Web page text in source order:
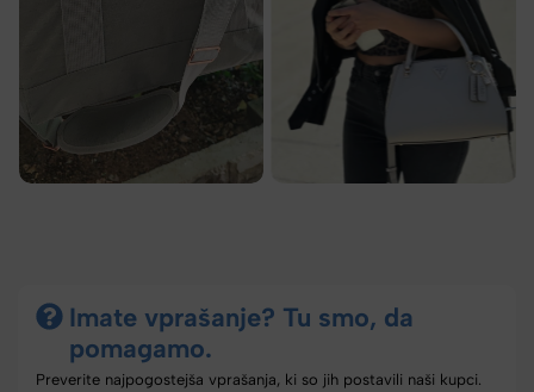
Imate vprašanje? Tu smo, da
pomagamo.
Preverite najpogostejša vprašanja, ki so jih postavili naši kupci.